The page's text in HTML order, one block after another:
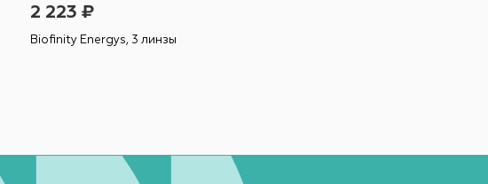
2 223 ₽
Biofinity Energys, 3 линзы